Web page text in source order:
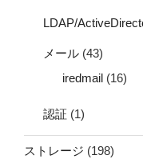
LDAP/
メール (43)
iredmail (16)
認証 (1)
ストレージ (198)